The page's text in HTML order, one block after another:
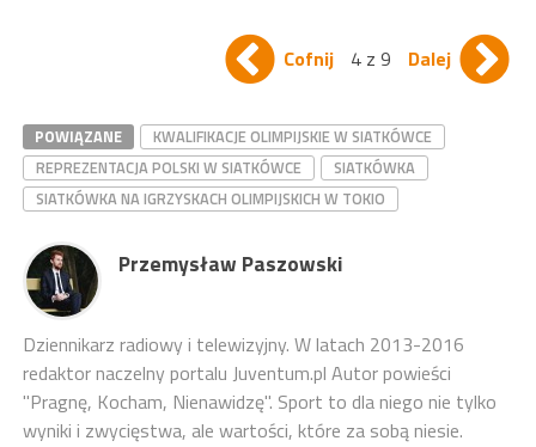
Cofnij 4 z 9 Dalej
POWIĄZANE
KWALIFIKACJE OLIMPIJSKIE W SIATKÓWCE
REPREZENTACJA POLSKI W SIATKÓWCE
SIATKÓWKA
SIATKÓWKA NA IGRZYSKACH OLIMPIJSKICH W TOKIO
Przemysław Paszowski
Dziennikarz radiowy i telewizyjny. W latach 2013-2016
redaktor naczelny portalu Juventum.pl Autor powieści
"Pragnę, Kocham, Nienawidzę". Sport to dla niego nie tylko
wyniki i zwycięstwa, ale wartości, które za sobą niesie.